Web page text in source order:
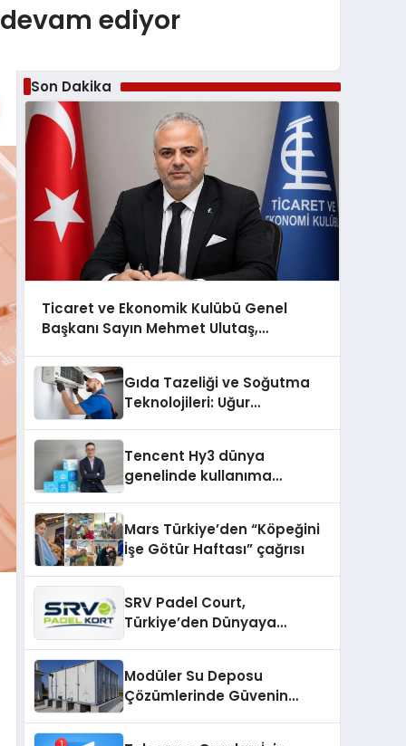
ediyor
Son Dakika
Ticaret ve Ekonomik Kulübü Genel
Başkanı Sayın Mehmet Ulutaş,
şunları kaydetti:
Gıda Tazeliği ve Soğutma
Teknolojileri: Uğur
Tencent Hy3 dünya
genelinde kullanıma
Mars Türkiye’den “Köpeğini
İşe Götür Haftası” çağrısı
SRV Padel Court,
Türkiye’den Dünyaya
Modüler Su Deposu
Çözümlerinde Güvenin